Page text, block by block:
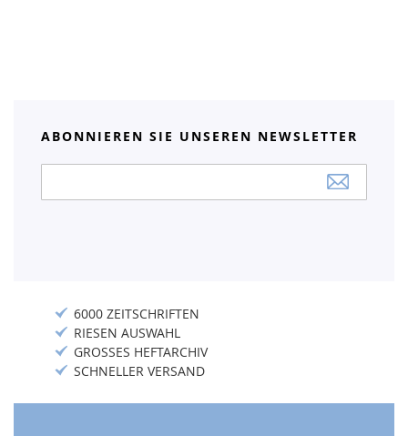
ABONNIEREN SIE UNSEREN NEWSLETTER
Newsletter:
6000 ZEITSCHRIFTEN
RIESEN AUSWAHL
GROSSES HEFTARCHIV
SCHNELLER VERSAND